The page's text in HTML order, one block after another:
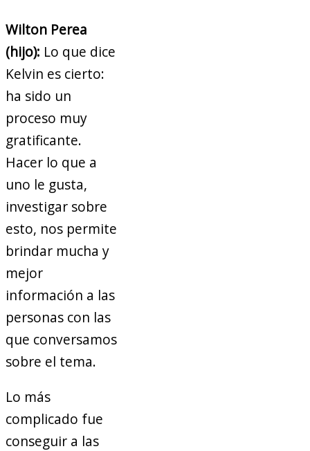
Wilton Perea
(hijo): Lo que dice
Kelvin es cierto:
ha sido un
proceso muy
gratificante.
Hacer lo que a
uno le gusta,
investigar sobre
esto, nos permite
brindar mucha y
mejor
información a las
personas con las
que conversamos
sobre el tema.
Lo más
complicado fue
conseguir a las